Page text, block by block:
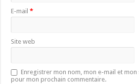
E-mail*
Site web
Enregistrer mon nom, mon e-mail et
pour mon prochain commentaire.